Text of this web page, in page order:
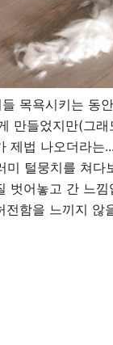
목욕시키는 동
만들었지만(그
제법 나오더라는
미 털뭉치를 쳐
벗어놓고 간 느
전함을 느끼지 않